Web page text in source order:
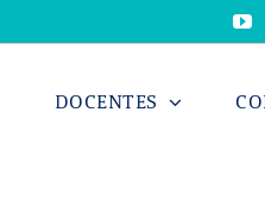
DOCENTES